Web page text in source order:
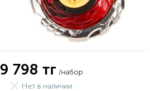
9 798 тг /набор
Нет в наличии